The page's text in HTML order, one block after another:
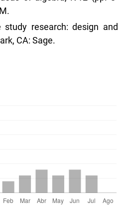
study research: design and
CA: Sage.